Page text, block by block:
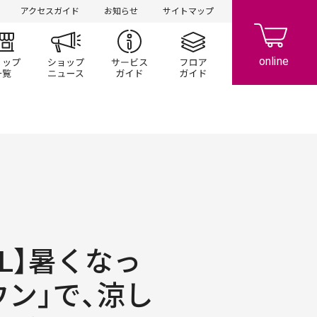
アクセスガイド お知らせ サイトマップ
/キャンペーン
ショップ一覧 ショップニュースサービスガイドフロアガイド
】暑くなっ
」で、涼し